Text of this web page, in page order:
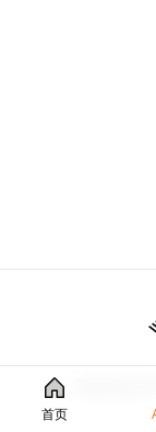
首页
Copyright